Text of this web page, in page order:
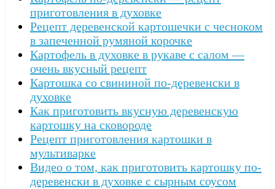
приготовления в духовке
Рецепт деревенской картошечки с чесноком
в запеченной румяной корочке
Картофель в духовке в рукаве с салом —
очень вкусный рецепт
Картошка со свининой по-деревенски в
духовке
Как приготовить вкусную деревенскую
картошку на сковороде
Рецепт приготовления картошки в
мультиварке
Видео о том, как приготовить картошку по-
деревенски в духовке с сырным соусом